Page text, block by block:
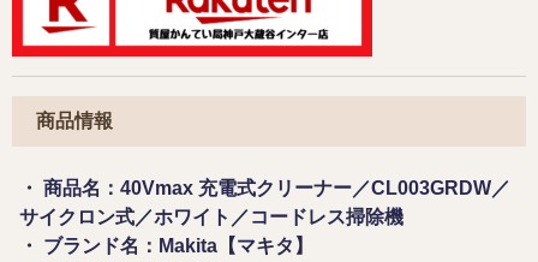
商品情報
・ 商品名：40Vmax 充電式クリーナー／CL003GRDW／
サイクロン式／ホワイト／コードレス掃除機
・ ブランド名：Makita【マキタ】